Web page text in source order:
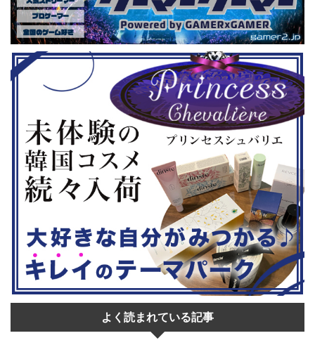
セット』
ホラーゲー
『鉄拳8
ーである蝶野正洋さんは今年60歳に
なるそうです。トークセッションに登
場しますよ。 この記事のポイント ・
大会参加者は60歳以上 ・3地区で予
選あり。予選は8月24日、25日と9月
22日。本戦は9月22日（事前エ ...
要チェック
ル」に『ユ
登場！『龍
リロード』
は、
ンドーeショ
...
よく読まれている記事